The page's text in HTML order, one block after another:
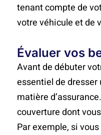
tenant compte de
votre véhicule et de
Évaluer vos
Avant de débuter
essentiel de dresser
matière
couverture dont
Par exemple, si